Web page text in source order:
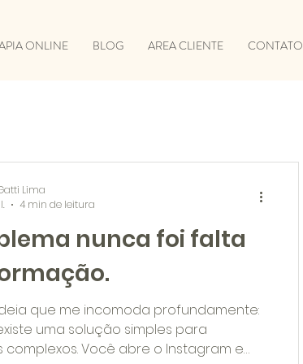
ONLINE BLOG AREA CLIENTE CONTATO
nunca foi falta
que me incomoda profundamente:
uma solução simples para
complexos. Você abre o Instagram e
Lima
4 min de leitura